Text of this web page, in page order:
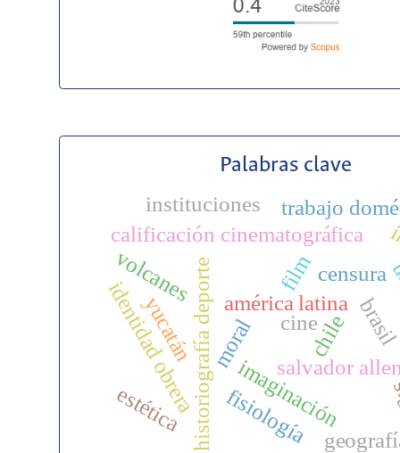
Palabras clave
historiografía deporte américa latina
censura
calificación cinematográfica
cine
film
chile
salvador
identidad obrera imaginación
moral
trabajo
instituciones
yucatán
estética fisiología
volcanes